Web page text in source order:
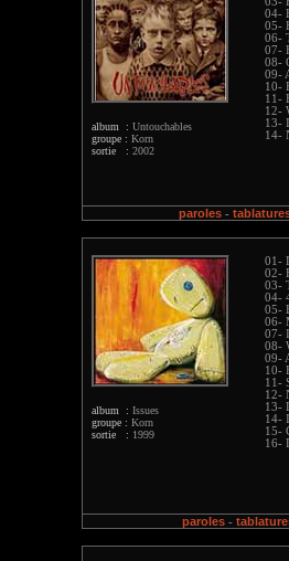
album : Untouchables
groupe : Korn
sortie : 2002
04-
05-
06-
07-
08-
09-
10-
11-
12-
13-
14-
paroles-
album : Issues
groupe : Korn
sortie : 1999
01-
02-
03-
04-
05-
06-
07-
08-
09-
10-
11-
12-
13-
14-
15-
16-
paroles -